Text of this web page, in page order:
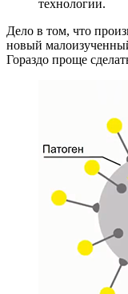
технологии.
Дело в том, что
новый
Гораздо проще